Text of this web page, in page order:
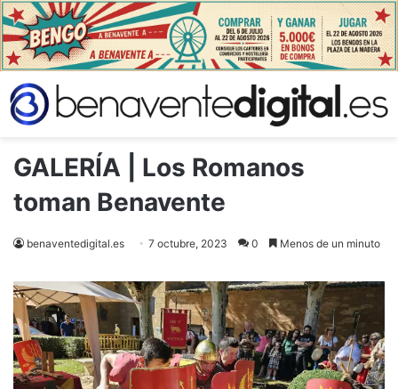
GALERÍA | Los Romanos
toman Benavente
benaventedigital.es 7 octubre, 2023 0 Menos de un minuto